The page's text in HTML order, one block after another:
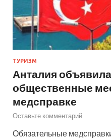
ТУРИЗМ
Анталия
общественные
медсправке
Оставьте комментарий
Обязательные